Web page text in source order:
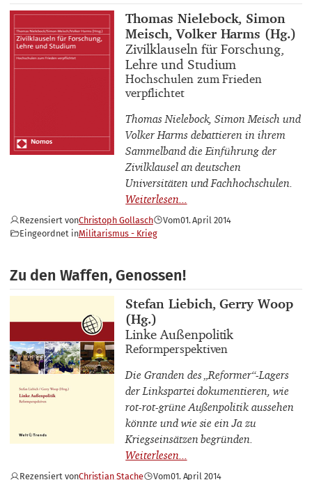
Buchautor_innen
Thomas Nielebock, Simon
Meisch, Volker Harms (Hg.)
Buchtitel
Zivilklauseln für Forschung,
Lehre und Studium
Buchuntertitel
Hochschulen zum Frieden
verpflichtet
Thomas Nielebock, Simon Meisch und
Volker Harms debattieren in ihrem
Sammelband die Einführung der
Zivilklausel an deutschen
Universitäten und Fachhochschulen.
Rezensiert vonChristoph Gollasch Vom01. April 2014
Eingeordnet inMilitarismus - Krieg
Zu den Waffen, Genossen!
Buchautor_innen
Stefan Liebich, Gerry Woop
(Hg.)
Buchtitel
Linke Außenpolitik
Buchuntertitel
Reformperspektiven
Die Granden des „Reformer“-Lagers
der Linkspartei dokumentieren, wie
rot-rot-grüne Außenpolitik aussehen
könnte und wie sie ein Ja zu
Kriegseinsätzen begründen.
Rezensiert vonChristian Stache Vom01. April 2014